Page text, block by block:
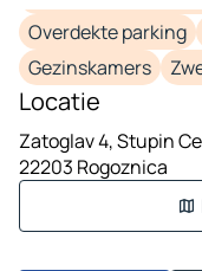
Overdekte parking
Gezinskamers
Locatie
Zatoglav 4, Stupin
22203 Rogoznica